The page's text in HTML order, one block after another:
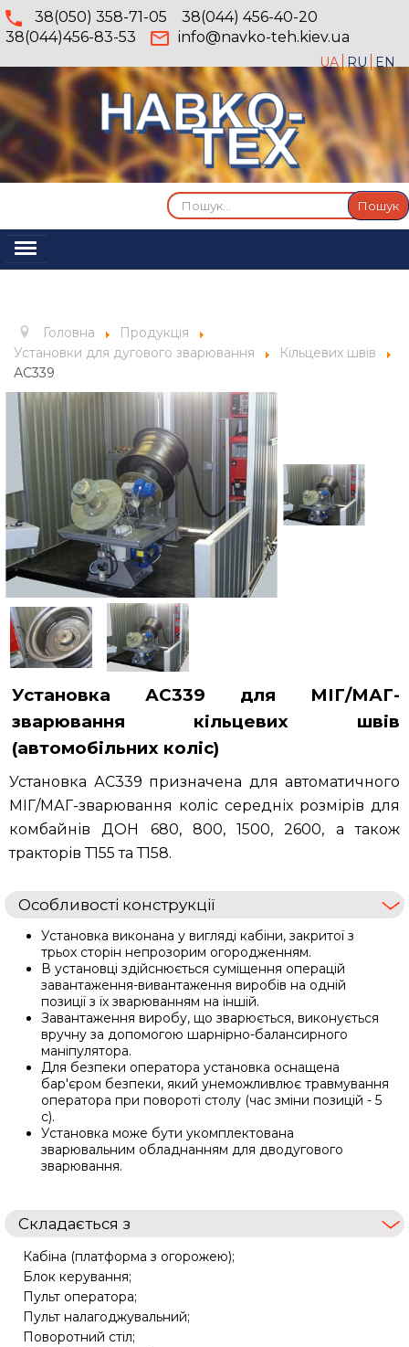
38(050) 358-71-05
38(044) 456-40-20
38(044)456-83-53
info@navko-teh.kiev.ua
UA RU EN
Пошук... Пошук
Перемикач
Послуги
Галерея
Публікації
Контакти
Головна
Продукція
Установки для дугового зварювання
Кільцевих швів
АС339
Установка АС339 для МІГ/МАГ-
зварювання кільцевих швів
(автомобільних коліс)
Установка АС339 призначена для автоматичного
МІГ/МАГ-зварювання коліс середніх розмірів для
комбайнів ДОН 680, 800, 1500, 2600, а також
тракторів Т155 та Т158.
Особливості конструкції
Установка виконана у вигляді кабіни, закритої з
трьох сторін непрозорим огородженням.
В установці здійснюється суміщення операцій
завантаження-вивантаження виробів на одній
позиції з їх зварюванням на іншій.
Завантаження виробу, що зварюється, виконується
вручну за допомогою шарнірно-балансирного
маніпулятора.
Для безпеки оператора установка оснащена
бар'єром безпеки, який унеможливлює травмування
оператора при повороті столу (час зміни позицій - 5
с).
Установка може бути укомплектована
зварювальним обладнанням для дводугового
зварювання.
Складається з
Кабіна (платформа з огорожею);
Блок керування;
Пульт оператора;
Пульт налагоджувальний;
Поворотний стіл;